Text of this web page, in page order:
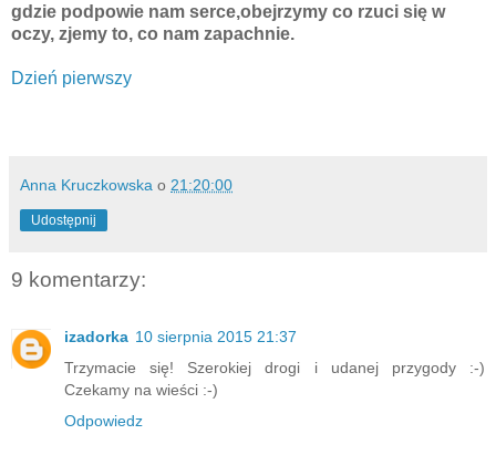
gdzie podpowie nam serce,obejrzymy co rzuci się w
oczy, zjemy to, co nam zapachnie.
Dzień pierwszy
Anna Kruczkowska o 21:20:00
Udostępnij
9 komentarzy:
izadorka 10 sierpnia 2015 21:37
Trzymacie się! Szerokiej drogi i udanej przygody :-)
Czekamy na wieści :-)
Odpowiedz